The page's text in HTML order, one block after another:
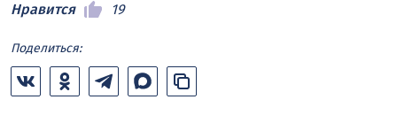
Нравится
19
Поделиться: